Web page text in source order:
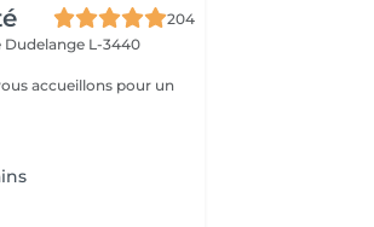
204
Dudelange L-3440
accueillons pour un